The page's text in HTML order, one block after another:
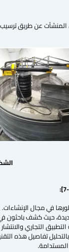
المنشآت عن طريق
:
في مجال
حيث كشف باحثون
التطبيق التجاري
تفاصيل هذه